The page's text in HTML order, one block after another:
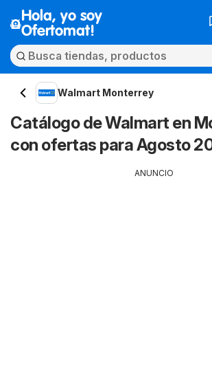
Hola, yo soy
Ofertomat!
Walmart Monterrey
Catálogo de Walmart en
con ofertas para Agosto
ANUNCIO